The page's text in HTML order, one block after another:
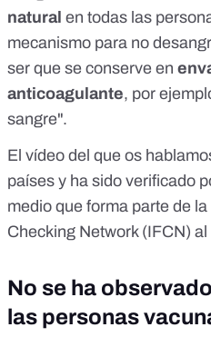
natural en todas las
mecanismo para no
ser que se conserve en
anticoagulante, por
sangre".
El vídeo del que os
países y ha sido verificado
medio que forma parte de la
Checking Network (IFCN) al
No se ha
las personas